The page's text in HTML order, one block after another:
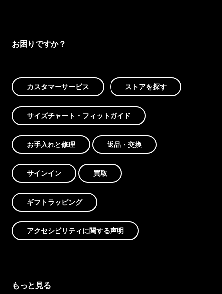
お困りですか？
カスタマーサービス ストアを探す
サイズチャート・フィットガイド
お手入れと修理 返品・交換
サインイン 買取
ギフトラッピング
アクセシビリティに関する声明
もっと見る